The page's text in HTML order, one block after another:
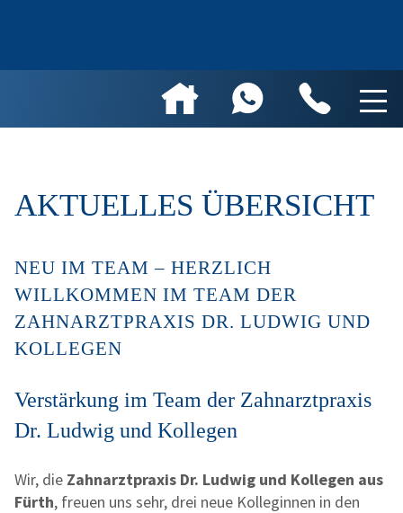
AKTUELLES ÜBERSICHT
NEU IM TEAM – HERZLICH
WILLKOMMEN IM TEAM DER
ZAHNARZTPRAXIS DR. LUDWIG UND
KOLLEGEN
Verstärkung im Team der Zahnarztpraxis
Dr. Ludwig und Kollegen
Wir, die Zahnarztpraxis Dr. Ludwig und Kollegen aus
Fürth, freuen uns sehr, drei neue Kolleginnen in den